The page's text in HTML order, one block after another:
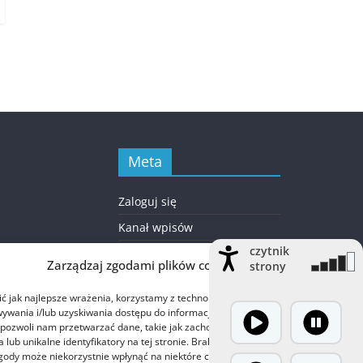
Zarządzaj zgodami plików cookie
jak najlepsze wrażenia, korzystamy z technologii, takich jak pliki cookie,
i/lub uzyskiwania dostępu do informacji o urządzeniu. Zgoda na te
nam przetwarzać dane, takie jak zachowanie podczas
lub unikalne identyfikatory na tej stronie. Brak wyrażenia zgody lub
może niekorzystnie wpłynąć na niektóre cechy i funkcje.
Meta
Zaloguj się
Kanał wpisów
czytnik
strony